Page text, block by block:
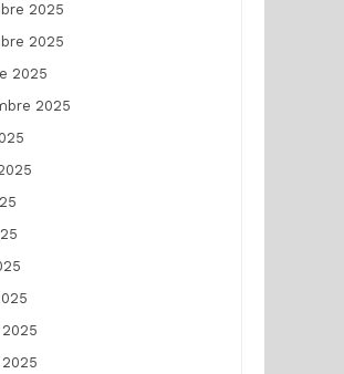
2025
2025
2025
2025